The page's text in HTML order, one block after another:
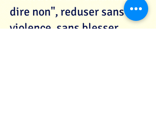
dire non", reduser sans
violence, sans blesser.,